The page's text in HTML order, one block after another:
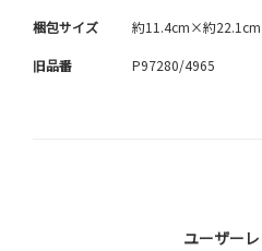
梱包サイズ 約11.4cm×約
旧品番 P97280/4965
ユーザー